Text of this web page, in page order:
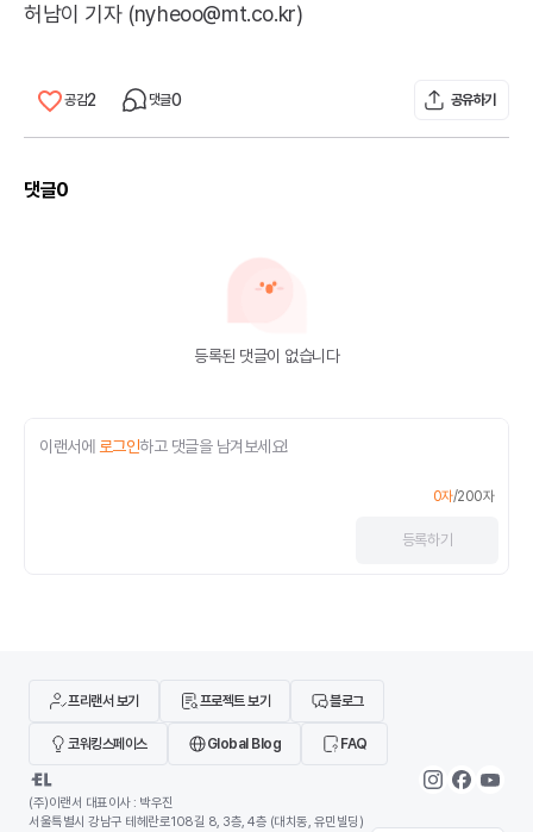
허남이 기자 (nyheoo@mt.co.kr)
공감2 댓글0 공유하기
댓글0
등록된 댓글이 없습니다
이랜서에 로그인하고 댓글을 남겨보세요!
0자/200자
등록하기
프리랜서 보기 프로젝트 보기 블로그
코워킹스페이스 Global Blog FAQ
(주)이랜서 대표이사 : 박우진
서울특별시 강남구 테헤란로108길 8, 3층, 4층 (대치동, 유민빌딩)